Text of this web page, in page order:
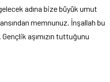
adına bize büyük umut
memnunuz. İnşallah bu
aşımızın tuttuğunu